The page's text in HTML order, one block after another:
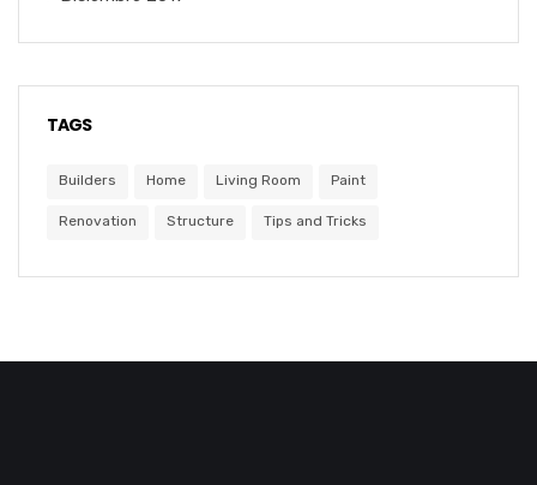
TAGS
Builders Home Living Room Paint
Renovation Structure Tips and Tricks